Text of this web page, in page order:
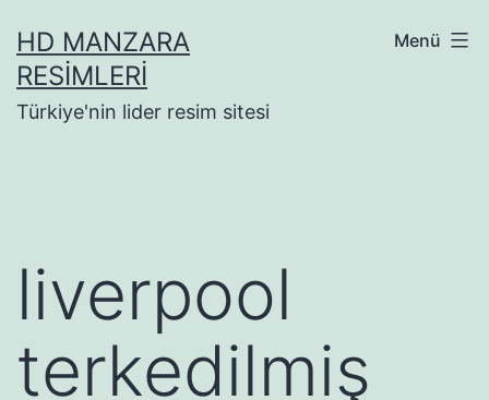
geçHD MANZARA
RESIMLERI
Türkiye'nin lider resim sitesi
Menü
liverpool
terkedilmiş